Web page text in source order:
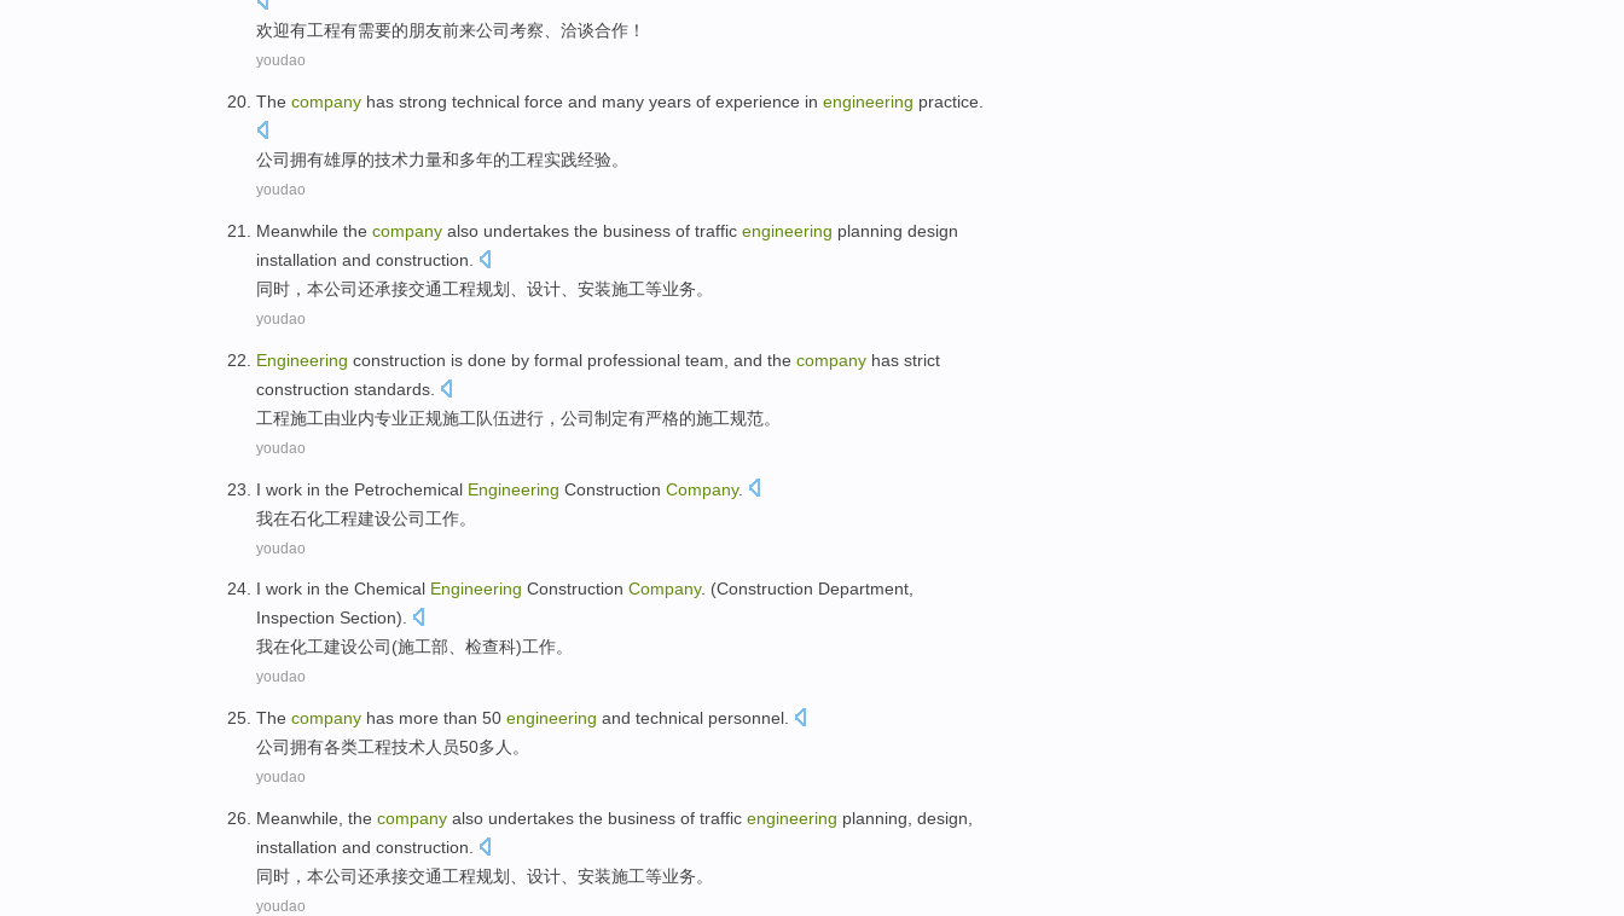
欢迎有工程有需要的朋友前来公司考察、 洽谈合作 ！
youdao
The company has strong technical force and many years of experience in engineering practice
公司拥有雄厚的技术力量和多年的工程实践经验。
youdao
Meanwhile the company also undertakes the business of traffic engineering planning design
installation and construction
同时 ， 本公司还承接交通工程规划 设计 安装施工等业务。
youdao
Engineering construction is done by formal professional team , and the company has strict
construction standards.
工程施工由业内专业正规施工队伍进行， 公司制定有严格的施工规范。
youdao
I work in the Petrochemical Engineering Construction Company.
我在石化工程建设公司工作。
youdao
I work in the Chemical Engineering Construction Company. (Construction Department,
Inspection Section).
我在化工建设公司 (施工部、 检查科)工作。
youdao
The company has more than 50 engineering and technical personnel
公司拥有各类工程技术人员50多人 。
youdao
Meanwhile the company also undertakes the business of traffic engineering planning design
installation and construction
同时 ， 本公司还承接交通工程规划 设计 安装施工等业务。
youdao